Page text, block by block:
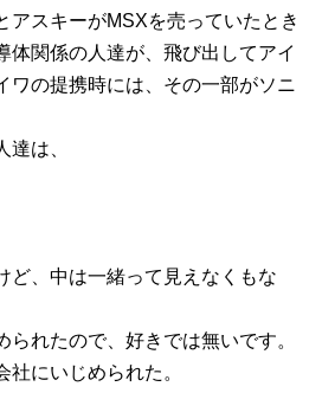
アスキーがMSXを売っていたとき
体関係の人達が、飛び出してアイ
ワの提携時には、その一部がソニ
は、
ど、中は一緒って見えなくもな
られたので、好きでは無いです。
社にいじめられた。